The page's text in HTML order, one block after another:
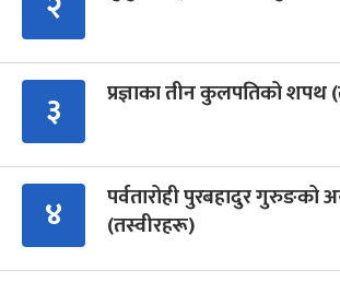
३ प्रज्ञाका तीन कुलपतिको शपथ
४
पर्वतारोही पुरबहादुर गुरुङको
(तस्वीरहरू)